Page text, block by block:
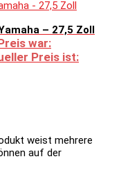
– 27,5 Zoll
war:
Preis ist:
weist mehrere
auf der